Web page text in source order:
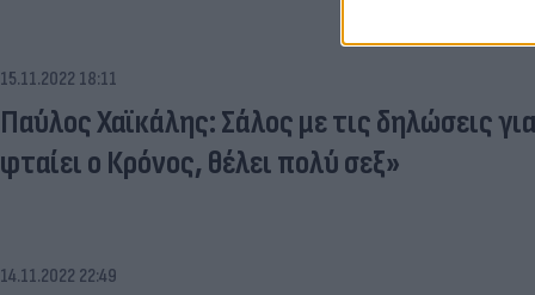
15.11.2022 18:11
Παύλος Χαϊκάλης: Σάλος με τις δηλώσεις
φταίει ο Κρόνος, θέλει πολύ σεξ»
14.11.2022 22:49